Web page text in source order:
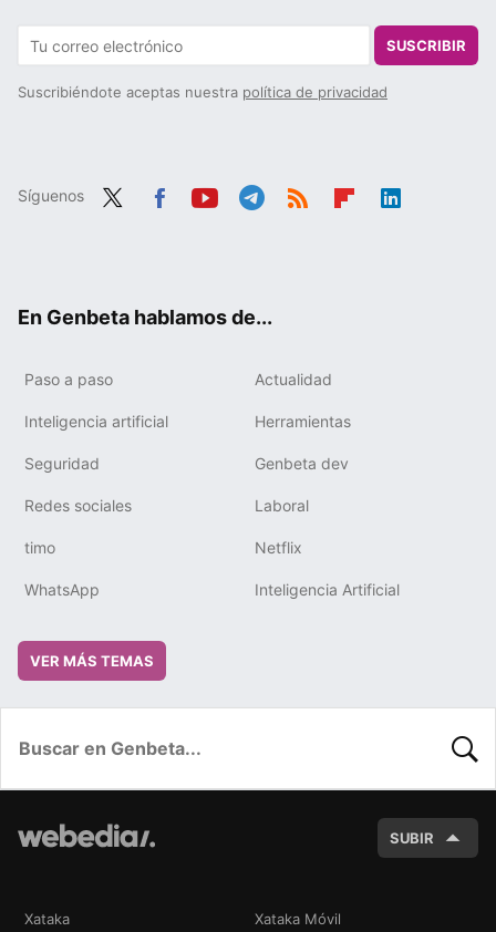
SUSCRIBIR
Suscribiéndote aceptas nuestra política de privacidad
Síguenos
En Genbeta hablamos de...
Paso a paso Actualidad
Inteligencia artificial Herramientas
Seguridad Genbeta dev
Redes sociales Laboral
timo Netflix
WhatsApp Inteligencia Artificial
VER MÁS TEMAS
SUBIR
Xataka Xataka Móvil